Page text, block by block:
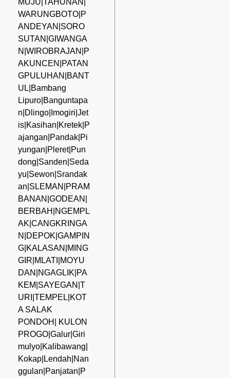
WARUNGBOTO|P
ANDEYAN|SORO
SUTAN|GIWANGA
N|WIROBRAJAN|P
AKUNCEN|PATAN
GPULUHAN|BANT
UL|Bambang
Lipuro|Banguntapa
n|Dlingo|Imogiri|Jet
is|Kasihan|Kretek|P
ajangan|Pandak|Pi
yungan|Pleret|Pun
dong|Sanden|Seda
yu|Sewon|Srandak
an|SLEMAN|PRAM
BANAN|GODEAN|
BERBAH|NGEMPL
AK|CANGKRINGA
N|DEPOK|GAMPIN
G|KALASAN|MING
GIR|MLATI|MOYU
DAN|NGAGLIK|PA
KEM|SAYEGAN|T
URI|TEMPEL|KOT
A SALAK
PONDOH| KULON
PROGO|Galur|Giri
mulyo|Kalibawang|
Kokap|Lendah|Nan
ggulan|Panjatan|P